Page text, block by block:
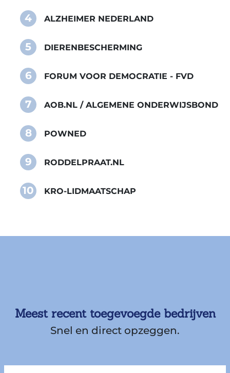
4 ALZHEIMER NEDERLAND
5 DIERENBESCHERMING
6 FORUM VOOR DEMOCRATIE - FVD
7 AOB.NL / ALGEMENE ONDERWIJSBOND
8 POWNED
9 RODDELPRAAT.NL
10 KRO-LIDMAATSCHAP
Meest recent toegevoegde bedrijven
Snel en direct opzeggen.